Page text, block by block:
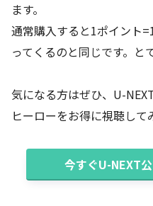
ます。
通常購入すると1ポイント
ってくるのと同じです。と
気になる方はぜひ、U-
ヒーローをお得に視聴して
今すぐU-NEXT